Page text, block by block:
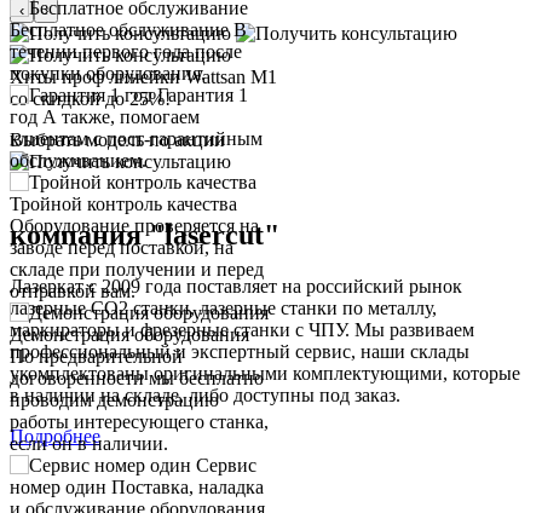
Бесплатное обслуживание В
течении первого года после
покупки оборудования.
Гарантия 1
год А также, помогаем
клиентам с пост-гарантийным
обслуживанием.
Тройной контроль качества
Оборудование проверяется на
заводе перед поставкой, на
складе при получении и перед
отправкой вам.
Демонстрация оборудования
По предварительной
договоренности мы бесплатно
проводим демонстрацию
работы интересующего станка,
если он в наличии.
Сервис
номер один Поставка, наладка
‹ ›
Хиты проф линейки Wattsan M1
со скидкой до 25%!
Выбрать модель по акции
компания"laserсut"
Лазеркат с 2009 года поставляет на российский рынок
лазерные СО2 станки, лазерные станки по металлу,
маркираторы и фрезерные станки с ЧПУ. Мы развиваем
профессиональный и экспертный сервис, наши склады
укомплектованы оригинальными комплектующими, которые
в наличии на складе, либо доступны под заказ.
Подробнее